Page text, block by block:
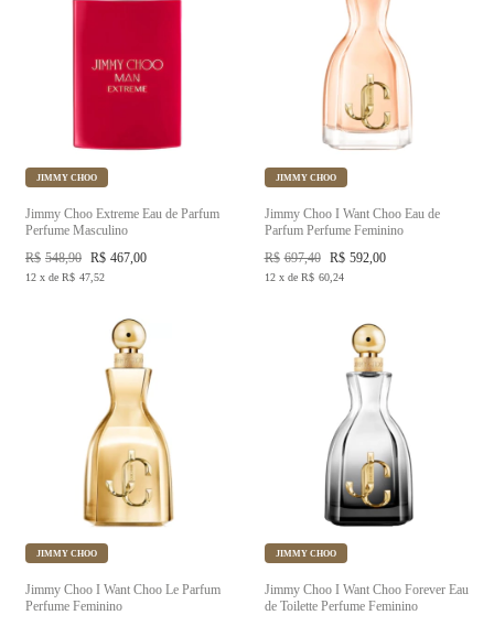
JIMMY CHOO
Jimmy Choo Extreme Eau de Parfum
Perfume Masculino
R$ 467,00
R$ 548,90
12 x de R$ 47,52
JIMMY CHOO
Jimmy Choo I Want Choo Eau de
Parfum Perfume Feminino
R$ 592,00
R$ 697,40
12 x de R$ 60,24
JIMMY CHOO
Jimmy Choo I Want Choo Le Parfum
Perfume Feminino
JIMMY CHOO
Jimmy Choo I Want Choo Forever Eau
de Toilette Perfume Feminino